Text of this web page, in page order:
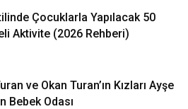
Çocuklarla Yapılacak 50
Aktivite (2026 Rehberi)
ve Okan Turan’ın Kızları Ayşe
Bebek Odası